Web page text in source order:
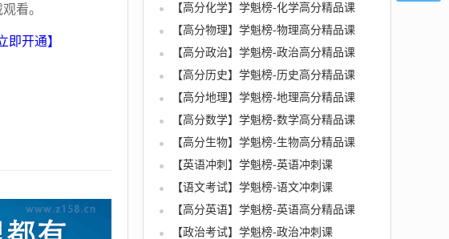
看。
即开通】
【高分化学】学魁榜-化学高分精品课
【高分物理】学魁榜-物理高分精品课
【高分政治】学魁榜-政治高分精品课
【高分历史】学魁榜-历史高分精品课
【高分地理】学魁榜-地理高分精品课
【高分数学】学魁榜-数学高分精品课
【高分生物】学魁榜-生物高分精品课
【英语冲刺】学魁榜-英语冲刺课
【语文考试】学魁榜-语文冲刺课
【高分英语】学魁榜-英语高分精品课
【政治考试】学魁榜-政治冲刺课